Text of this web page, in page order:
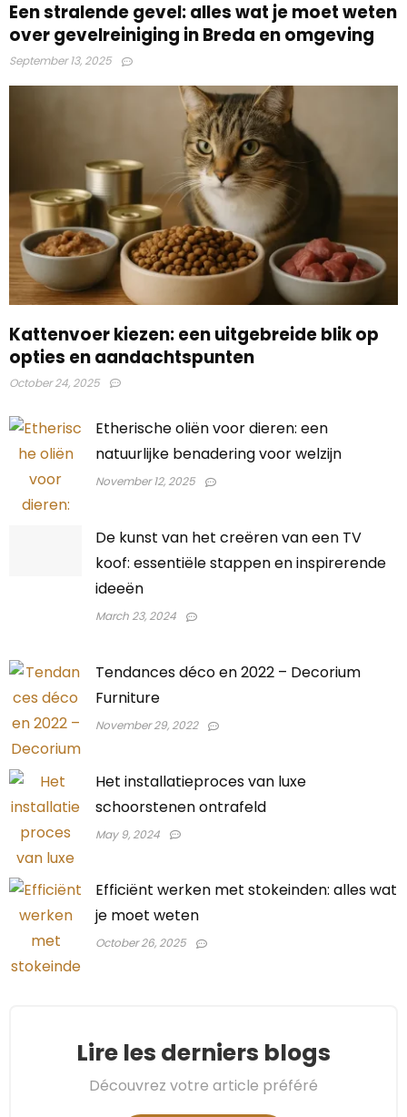
Een stralende gevel: alles wat je moet weten
over gevelreiniging in Breda en omgeving
September 13, 2025
Kattenvoer kiezen: een uitgebreide blik op
opties en aandachtspunten
October 24, 2025
Etherische oliën voor dieren: een
natuurlijke benadering voor welzijn
November 12, 2025
De kunst van het creëren van een TV
koof: essentiële stappen en inspirerende
ideeën
March 23, 2024
Tendances déco en 2022 – Decorium
Furniture
November 29, 2022
Het installatieproces van luxe
schoorstenen ontrafeld
May 9, 2024
Efficiënt werken met stokeinden: alles wat
je moet weten
October 26, 2025
Lire les derniers blogs
Découvrez votre article préféré